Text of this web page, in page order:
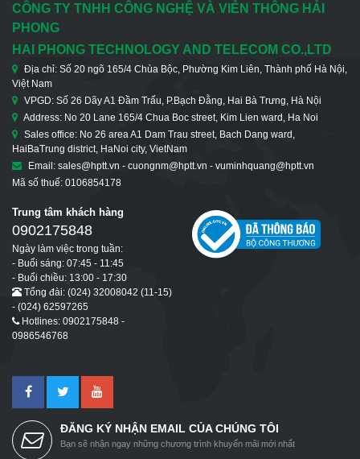
CÔNG TY TNHH CÔNG NGHỆ VÀ VIỄN THÔNG HẢI
PHONG
HAI PHONG TECHNOLOGY AND TELECOM CO.,LTD
Địa chỉ: Số 20 ngõ 165/4 Chùa Bộc, Phường Kim Liên, Thành phố Hà Nội,
Việt Nam
VPGD: Số 26 Dãy A1 Đầm Trấu, P.Bạch Đằng, Hai Bà Trưng, Hà Nội
Address: No 20 Lane 165/4 Chua Boc street, Kim Lien ward, Ha Noi
Sales office: No 26 area A1 Dam Trau street, Bach Dang ward,
HaiBaTrung district, HaNoi city, VietNam
Email: sales@hptt.vn - cuongnm@hptt.vn - vuminhquang@hptt.vn
Mã số thuế: 0106854178
Trung tâm khách hàng
0902175848
Ngày làm việc trong tuần:
- Buổi sáng: 07:45 - 11:45
- Buổi chiều: 13:00 - 17:30
Tổng đài: (024) 32008042 (11-15)
- (024) 62597265
Hotlines: 0902175848 -
0986546768
ĐĂNG KÝ NHẬN EMAIL CỦA CHÚNG TÔI
Bạn sẽ nhận ngay những chương trình khuyến mãi mới nhất